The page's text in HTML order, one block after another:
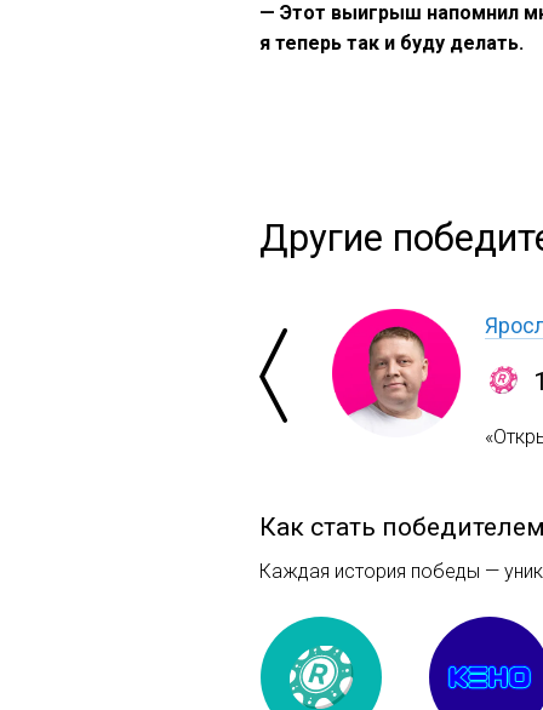
— Этот выигрыш напомнил
я теперь так и буду делать.
Другие
Как стать
Каждая история победы —